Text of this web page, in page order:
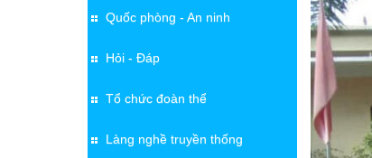
Quốc phòng - An ninh
Hỏi - Đáp
Tổ chức đoàn thể
Làng nghề truyền thống